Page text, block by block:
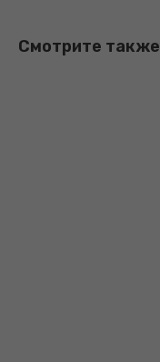
Смотрите также